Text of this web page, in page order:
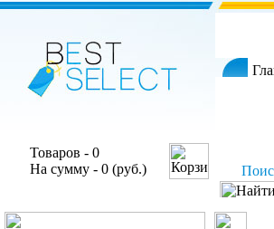
Товаров - 0
На сумму - 0 (руб.)